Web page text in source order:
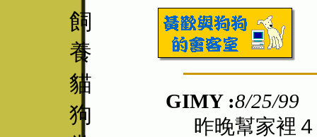
飼
養
貓
狗
GIMY :8/25/99
昨晚幫家裡